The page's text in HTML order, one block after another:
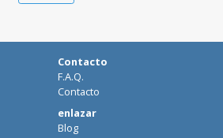
Contacto
F.A.Q.
Contacto
enlazar
Blog